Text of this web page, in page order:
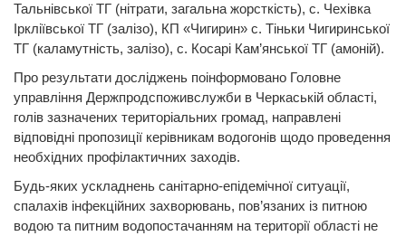
Тальнівської ТГ (нітрати, загальна жорсткість), с. Чехівка
Іркліївської ТГ (залізо), КП «Чигирин» с. Тіньки Чигиринської
ТГ (каламутність, залізо), с. Косарі Кам’янської ТГ (амоній).
Про результати досліджень поінформовано Головне
управління Держпродспоживслужби в Черкаській області,
голів зазначених територіальних громад, направлені
відповідні пропозиції керівникам водогонів щодо проведення
необхідних профілактичних заходів.
Будь-яких ускладнень санітарно-епідемічної ситуації,
спалахів інфекційних захворювань, пов’язаних із питною
водою та питним водопостачанням на території області не